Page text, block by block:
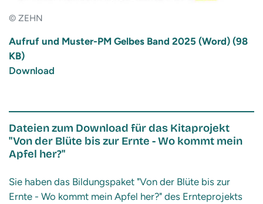
© ZEHN
Aufruf und Muster-PM Gelbes Band 2025 (Word) (98
KB)
Download
Dateien zum Download für das Kitaprojekt
"Von der Blüte bis zur Ernte - Wo kommt mein
Apfel her?"
Sie haben das Bildungspaket "Von der Blüte bis zur
Ernte - Wo kommt mein Apfel her?" des Ernteprojekts